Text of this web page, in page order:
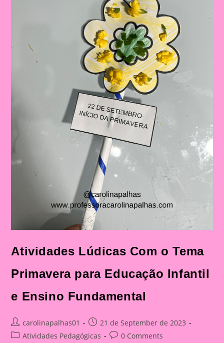
Fundamental
Atividades Lúdicas Com o Tema
Primavera para Educação Infantil
e Ensino Fundamental
Post
author:
carolinapalhas01
Post
published:
21 de September de 2023
PostAtividades Pedagógicas
Post0 Comments